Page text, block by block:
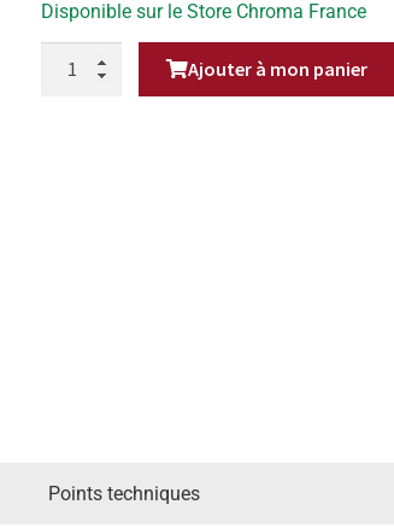
Disponible sur le Store Chroma France
Ajouter à mon panier
Points techniques